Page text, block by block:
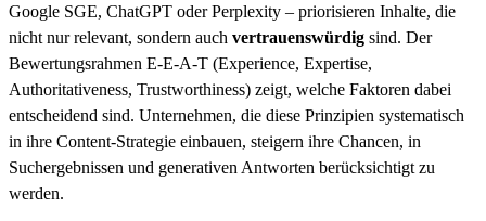
Google SGE, ChatGPT oder Perplexity – priorisieren Inhalte, die
nicht nur relevant, sondern auch vertrauenswürdig sind. Der
Bewertungsrahmen E-E-A-T (Experience, Expertise,
Authoritativeness, Trustworthiness) zeigt, welche Faktoren dabei
entscheidend sind. Unternehmen, die diese Prinzipien systematisch
in ihre Content-Strategie einbauen, steigern ihre Chancen, in
Suchergebnissen und generativen Antworten berücksichtigt zu
werden.